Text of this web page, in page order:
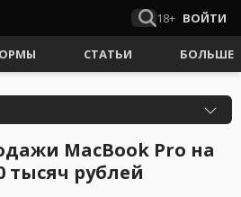
18+ ВОЙТИ
СТАТЬИ БОЛЬШЕ
MacBook Pro на
тысяч рублей